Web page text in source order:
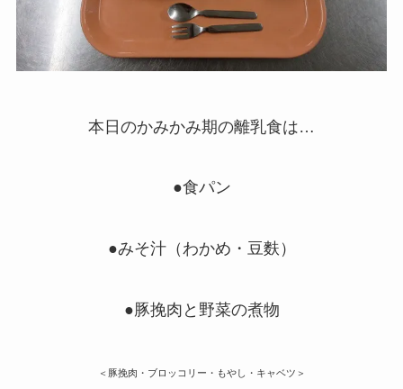
本日のかみかみ期の離乳食は…
●食パン
●みそ汁（わかめ・豆麩）
●豚挽肉と野菜の煮物
＜豚挽肉・ブロッコリー・もやし・キャベツ＞